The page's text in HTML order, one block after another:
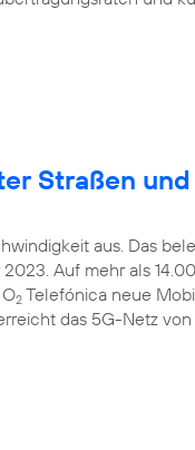
Straßen
aus. Das
Auf mehr als
2 Telefónica neue
das 5G-Netz von